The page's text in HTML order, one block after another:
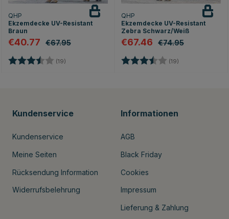
QHP
Ekzemdecke UV-Resistant
Braun
€40.77 €67.95
Bewertung: (19)
QHP
Ekzemdecke UV-Resistant
Zebra Schwarz/Weiß
€67.46 €74.95
Bewertung: (19)
Kundenservice
Kundenservice
Meine Seiten
Rücksendung Information
Widerrufsbelehrung
Informationen
AGB
Black Friday
Cookies
Impressum
Lieferung & Zahlung